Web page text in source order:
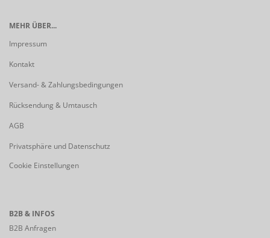
MEHR ÜBER...
Impressum
Kontakt
Versand- & Zahlungsbedingungen
Rücksendung & Umtausch
AGB
Privatsphäre und Datenschutz
Cookie Einstellungen
B2B & INFOS
B2B Anfragen